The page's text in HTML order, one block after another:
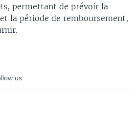
permettant de prévoir la
la période de remboursement,
us